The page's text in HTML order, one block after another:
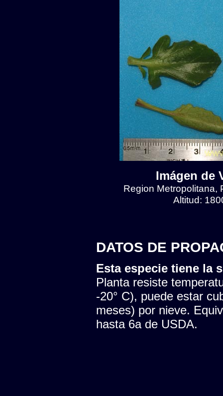
Imágen de
Region Metropolitana,
Altitud:
DATOS DE
Esta especie tiene la
Planta resiste
-20° C), puede estar
meses) por nieve.
hasta 6a de USDA.